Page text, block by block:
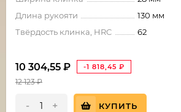
Длина рукояти
130 мм
Твёрдость клинка, HRC
62
10 304,55 ₽ -1 818,45 ₽
12 123₽
- + КУПИТЬ